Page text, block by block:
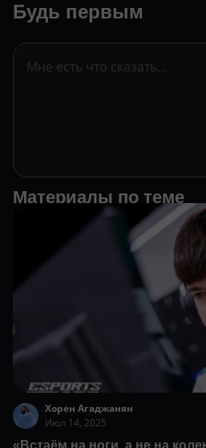
Будь первым
Материалы по теме
Хорен Агаджанян
Июл 14, 2025